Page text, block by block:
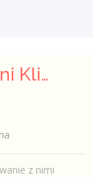
Doradca / Doradczyni Klienta – branża finansowa
z nimi